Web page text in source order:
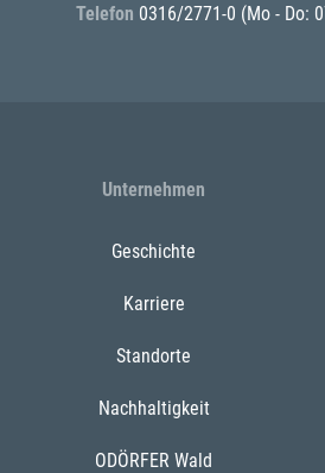
Telefon 0316/2771-0 (Mo - Do:
Unternehmen
Geschichte
Karriere
Standorte
Nachhaltigkeit
ODÖRFER Wald